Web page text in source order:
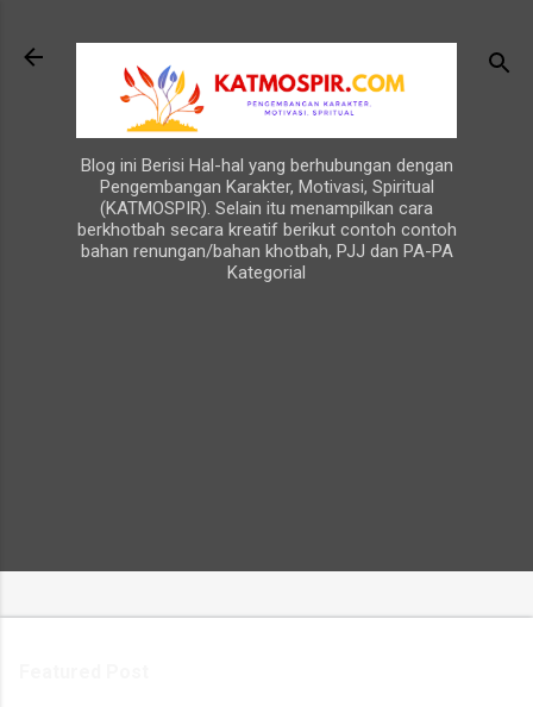
Blog ini Berisi Hal-hal yang berhubungan dengan
Pengembangan Karakter, Motivasi, Spiritual
(KATMOSPIR). Selain itu menampilkan cara
berkhotbah secara kreatif berikut contoh contoh
bahan renungan/bahan khotbah, PJJ dan PA-PA
Kategorial